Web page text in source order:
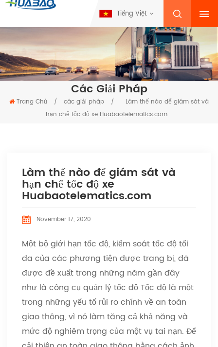
Tiếng Việt
Các Giải Pháp
Trang Chủ / các giải pháp /
Làm thế nào để giám sát và
hạn chế tốc độ xe Huabaotelematics.com
Làm thế nào để giám sát và
hạn chế tốc độ xe
Huabaotelematics.com
November 17, 2020
Một bộ giới hạn tốc độ, kiểm soát tốc độ tối
đa của các phương tiện được trang bị, đã
được đề xuất trong những năm gần đây
như là công cụ quản lý tốc độ Tốc độ là một
trong những yếu tố rủi ro chính về an toàn
giao thông, vì nó làm tăng cả khả năng và
mức độ nghiêm trọng của một vụ tai nạn. Để